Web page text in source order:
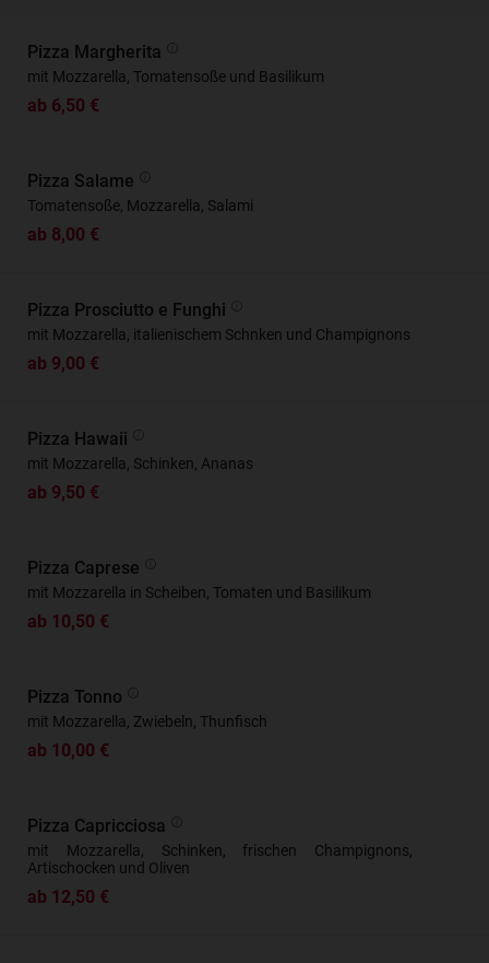
Pizza Margherita
mit Mozzarella, Tomatensoße und Basilikum
ab 6,50 €
Pizza Salame
Tomatensoße, Mozzarella, Salami
ab 8,00 €
Pizza Prosciutto e Funghi
mit Mozzarella, italienischem Schnken und Champignons
ab 9,00 €
Pizza Hawaii
mit Mozzarella, Schinken, Ananas
ab 9,50 €
Pizza Caprese
mit Mozzarella in Scheiben, Tomaten und Basilikum
ab 10,50 €
Pizza Tonno
mit Mozzarella, Zwiebeln, Thunfisch
ab 10,00 €
Pizza Capricciosa
mit Mozzarella, Schinken, frischen Champignons,
Artischocken und Oliven
ab 12,50 €